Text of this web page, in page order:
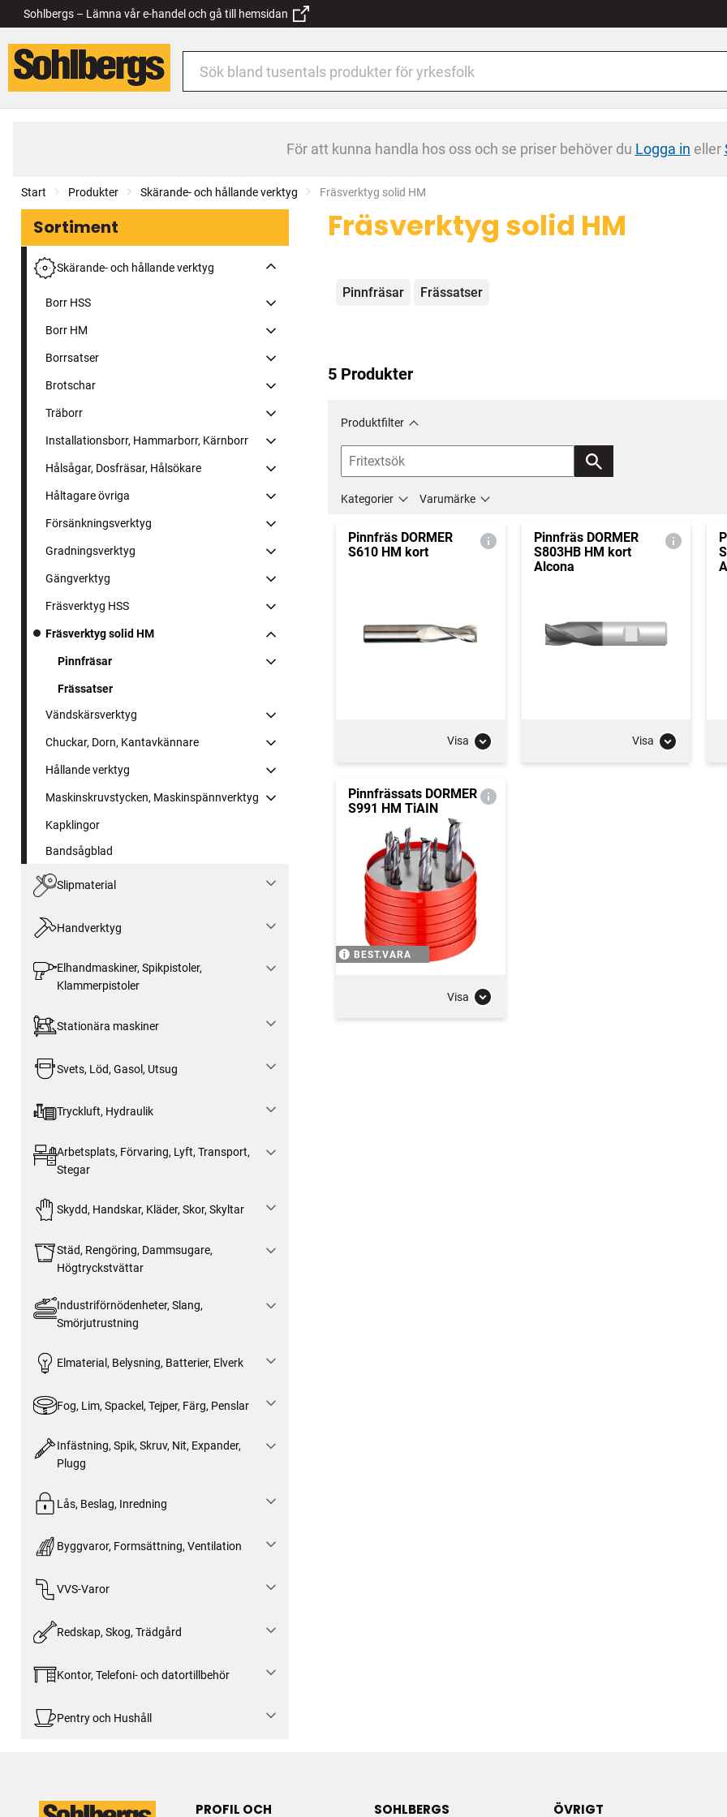
Sohlbergs – Lämna vår e-handel och gå till hemsidan
För att kunna handla hos oss och se priser behöver du Logga in eller
Start Produkter Skärande- och hållande verktyg Current:
Fräsverktyg solid HM
Sortiment
Skärande- och hållande verktyg
Borr HSS
Borr HM
Borrsatser
Brotschar
Träborr
Installationsborr, Hammarborr, Kärnborr
Hålsågar, Dosfräsar, Hålsökare
Håltagare övriga
Försänkningsverktyg
Gradningsverktyg
Gängverktyg
Fräsverktyg HSS
Fräsverktyg solid HM
Pinnfräsar
Frässatser
Vändskärsverktyg
Chuckar, Dorn, Kantavkännare
Hållande verktyg
Maskinskruvstycken, Maskinspännverktyg
Kapklingor
Bandsågblad
Slipmaterial
Handverktyg
Elhandmaskiner, Spikpistoler,
Klammerpistoler
Stationära maskiner
Svets, Löd, Gasol, Utsug
Tryckluft, Hydraulik
Arbetsplats, Förvaring, Lyft, Transport,
Stegar
Skydd, Handskar, Kläder, Skor, Skyltar
Städ, Rengöring, Dammsugare,
Högtryckstvättar
Industriförnödenheter, Slang,
Smörjutrustning
Elmaterial, Belysning, Batterier, Elverk
Fog, Lim, Spackel, Tejper, Färg, Penslar
Infästning, Spik, Skruv, Nit, Expander,
Plugg
Lås, Beslag, Inredning
Byggvaror, Formsättning, Ventilation
VVS-Varor
Redskap, Skog, Trädgård
Kontor, Telefoni- och datortillbehör
Pentry och Hushåll
Fräsverktyg solid HM
Kategorier
Pinnfräsar Frässatser
5 Produkter
Produktfilter
Kategorier Varumärke
Pinnfräs DORMER
S610 HM kort
Visa
Pinnfräs DORMER
S803HB HM kort
Alcona
Visa
Pinnfrässats DORMER
S991 HM TiAIN
BEST.VARA
Visa
PROFIL OCH SOHLBERGS ÖVRIGT